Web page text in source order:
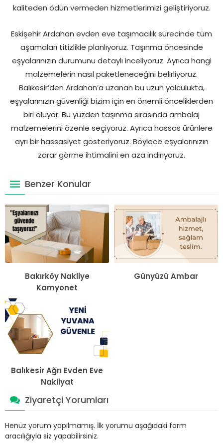
kaliteden ödün vermeden hizmetlerimizi geliştiriyoruz.
Eskişehir Ardahan evden eve taşımacılık sürecinde tüm
aşamaları titizlikle planlıyoruz. Taşınma öncesinde
eşyalarınızın durumunu detaylı inceliyoruz. Ayrıca hangi
malzemelerin nasıl paketleneceğini belirliyoruz.
Balıkesir’den Ardahan’a uzanan bu uzun yolculukta,
eşyalarınızın güvenliği bizim için en önemli önceliklerden
biri oluyor. Bu yüzden taşınma sırasında ambalaj
malzemelerini özenle seçiyoruz. Ayrıca hassas ürünlere
ayrı bir hassasiyet gösteriyoruz. Böylece eşyalarınızın
zarar görme ihtimalini en aza indiriyoruz.
Benzer Konular
Bakırköy Nakliye
Kamyonet
Günyüzü Ambar
Balıkesir Ağrı Evden Eve
Nakliyat
Ziyaretçi Yorumları
Henüz yorum yapılmamış. İlk yorumu aşağıdaki form
aracılığıyla siz yapabilirsiniz.